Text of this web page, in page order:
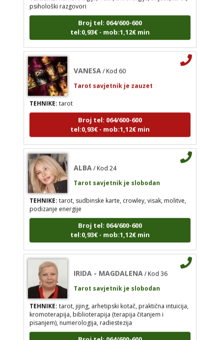
VANESA/ Kod 60
Tarot savjetnik je zauzet
TEHNIKE:tarot
tel:0,93€ - mob:1,12€ min
ALBA/ Kod 24
TEHNIKE:tarot, sudbinske karte, crowley, visak,
molitve, podizanje energije
tel:0,93€ - mob:1,12€ min
IRIDA - MAGDALENA/ Kod 36
TEHNIKE:
intuicija, kromoterapija, biblioterapija (terapija
čitanjem i pisanjem), numerologija, radiestezija
Broj tel: 064/600-600
tel:0,93€ - mob:1,12€ min
Broj tel: 064/600-600
tel:0,93€ - mob:1,12€ min
Tarot savjetnik je zauzet
TEHNIKE:tarot
tel:0,93€ - mob:1,12€ min
Tarot savjetnik je slobodan
TEHNIKE:tarot, sudbinske karte, crowley, visak, molitve,
podizanje energije
Broj tel: 064/600-600
tel:0,93€ - mob:1,12€ min
Tarot savjetnik je slobodan
TEHNIKE:tarot, jijing, arhetipski kotač, praktična intuicija,
kromoterapija, biblioterapija (terapija čitanjem i
pisanjem), numerologija, radiestezija
Broj tel: 064/600-600
tel:0,93€ - mob:1,12€ min